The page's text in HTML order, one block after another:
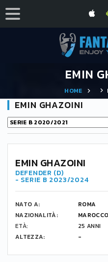
EMIN
HOME
EMIN GHAZOINI
EMIN GHAZOINI
DEFENDER (D)
- SERIE B 2023/2024
NATO A:
ROMA
NAZIONALITÀ:
MAROCCO
ETÀ:
25 ANNI
ALTEZZA:
-